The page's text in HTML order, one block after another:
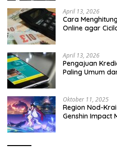
April 13, 2026
Cara
Online agar
April 13, 2026
Pengajuan
Paling Umum
Oktober 11, 2025
Region Nod-
Genshin Impact